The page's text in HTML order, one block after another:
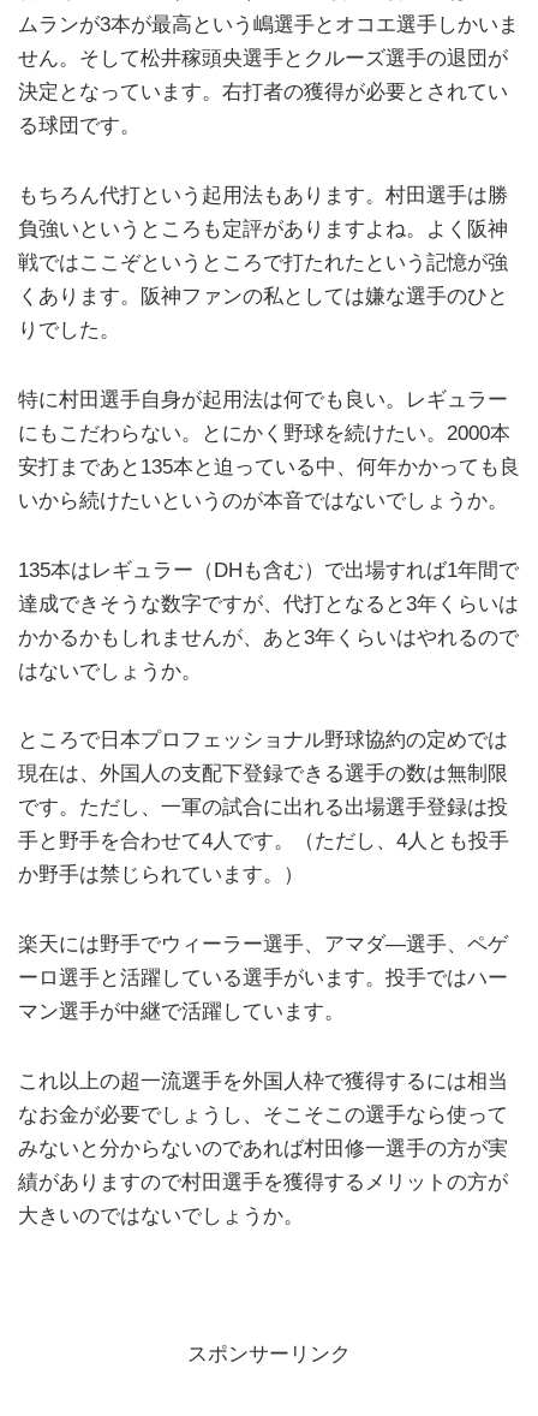
ムランが3本が最高という嶋選手とオコエ選手しかいま
せん。そして松井稼頭央選手とクルーズ選手の退団が
決定となっています。右打者の獲得が必要とされてい
る球団です。
もちろん代打という起用法もあります。村田選手は勝
負強いというところも定評がありますよね。よく阪神
戦ではここぞというところで打たれたという記憶が強
くあります。阪神ファンの私としては嫌な選手のひと
りでした。
特に村田選手自身が起用法は何でも良い。レギュラー
にもこだわらない。とにかく野球を続けたい。2000本
安打まであと135本と迫っている中、何年かかっても良
いから続けたいというのが本音ではないでしょうか。
135本はレギュラー（DHも含む）で出場すれば1年間で
達成できそうな数字ですが、代打となると3年くらいは
かかるかもしれませんが、あと3年くらいはやれるので
はないでしょうか。
ところで日本プロフェッショナル野球協約の定めでは
現在は、外国人の支配下登録できる選手の数は無制限
です。ただし、一軍の試合に出れる出場選手登録は投
手と野手を合わせて4人です。（ただし、4人とも投手
か野手は禁じられています。）
楽天には野手でウィーラー選手、アマダ―選手、ペゲ
ーロ選手と活躍している選手がいます。投手ではハー
マン選手が中継で活躍しています。
これ以上の超一流選手を外国人枠で獲得するには相当
なお金が必要でしょうし、そこそこの選手なら使って
みないと分からないのであれば村田修一選手の方が実
績がありますので村田選手を獲得するメリットの方が
大きいのではないでしょうか。
スポンサーリンク